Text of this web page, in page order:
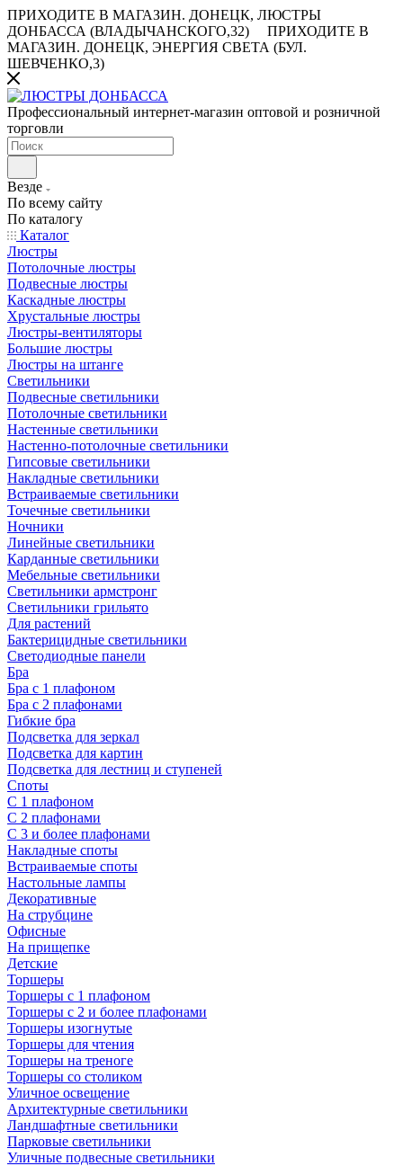
ПРИХОДИТЕ В МАГАЗИН. ДОНЕЦК, ЛЮСТРЫ
ДОНБАССА (ВЛАДЫЧАНСКОГО,32)
ПРИХОДИТЕ В
МАГАЗИН. ДОНЕЦК, ЭНЕРГИЯ СВЕТА (БУЛ.
ШЕВЧЕНКО,3)
Профессиональный интернет-магазин оптовой и розничной
торговли
Везде
По всему сайту
По каталогу
Каталог
Люстры
Потолочные люстры
Подвесные люстры
Каскадные люстры
Хрустальные люстры
Люстры-вентиляторы
Большие люстры
Люстры на штанге
Светильники
Подвесные светильники
Потолочные светильники
Настенные светильники
Настенно-потолочные светильники
Гипсовые светильники
Накладные светильники
Встраиваемые светильники
Точечные светильники
Ночники
Линейные светильники
Карданные светильники
Мебельные светильники
Светильники армстронг
Светильники грильято
Для растений
Бактерицидные светильники
Светодиодные панели
Бра
Бра с 1 плафоном
Бра с 2 плафонами
Гибкие бра
Подсветка для зеркал
Подсветка для картин
Подсветка для лестниц и ступеней
Споты
С 1 плафоном
С 2 плафонами
С 3 и более плафонами
Накладные споты
Встраиваемые споты
Настольные лампы
Декоративные
На струбцине
Офисные
На прищепке
Детские
Торшеры
Торшеры с 1 плафоном
Торшеры с 2 и более плафонами
Торшеры изогнутые
Торшеры для чтения
Торшеры на треноге
Торшеры со столиком
Уличное освещение
Архитектурные светильники
Ландшафтные светильники
Парковые светильники
Уличные подвесные светильники